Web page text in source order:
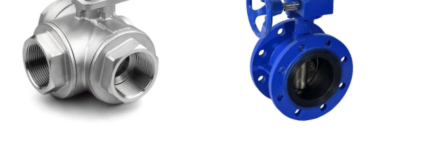
системы
для систем водяного
отопления